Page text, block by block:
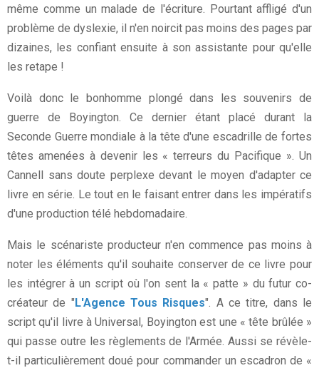
même comme un malade de l'écriture. Pourtant affligé d'un
problème de dyslexie, il n'en noircit pas moins des pages par
dizaines, les confiant ensuite à son assistante pour qu'elle
les retape !
Voilà donc le bonhomme plongé dans les souvenirs de
guerre de Boyington. Ce dernier étant placé durant la
Seconde Guerre mondiale à la tête d'une escadrille de fortes
têtes amenées à devenir les « terreurs du Pacifique ». Un
Cannell sans doute perplexe devant le moyen d'adapter ce
livre en série. Le tout en le faisant entrer dans les impératifs
d'une production télé hebdomadaire.
Mais le scénariste producteur n'en commence pas moins à
noter les éléments qu'il souhaite conserver de ce livre pour
les intégrer à un script où l'on sent la « patte » du futur co-
créateur de "L'Agence Tous Risques". A ce titre, dans le
script qu'il livre à Universal, Boyington est une « tête brûlée »
qui passe outre les règlements de l'Armée. Aussi se révèle-
t-il particulièrement doué pour commander un escadron de «